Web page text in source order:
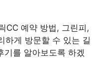
CC 예약 방법, 그린피,
하게 방문할 수 있는 길
기를 알아보도록 하겠